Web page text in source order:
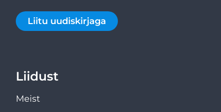
Liitu uudiskirjaga
Liidust
Meist